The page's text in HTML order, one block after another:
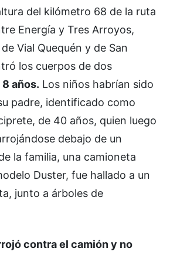
del kilómetro 68 de la ruta
Energía y Tres Arroyos,
Vial Quequén y de San
los cuerpos de dos
años. Los niños habrían sido
padre, identificado como
de 40 años, quien luego
debajo de un
la familia, una camioneta
Duster, fue hallado a un
junto a árboles de
contra el camión y no